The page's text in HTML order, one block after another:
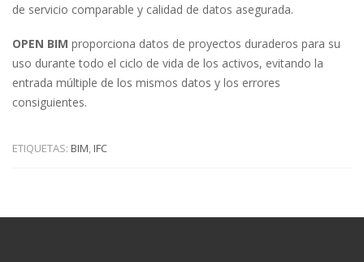
de servicio comparable y calidad de datos asegurada.
OPEN BIM proporciona datos de proyectos duraderos para su
uso durante todo el ciclo de vida de los activos, evitando la
entrada múltiple de los mismos datos y los errores
consiguientes.
ETIQUETAS: BIM,IFC